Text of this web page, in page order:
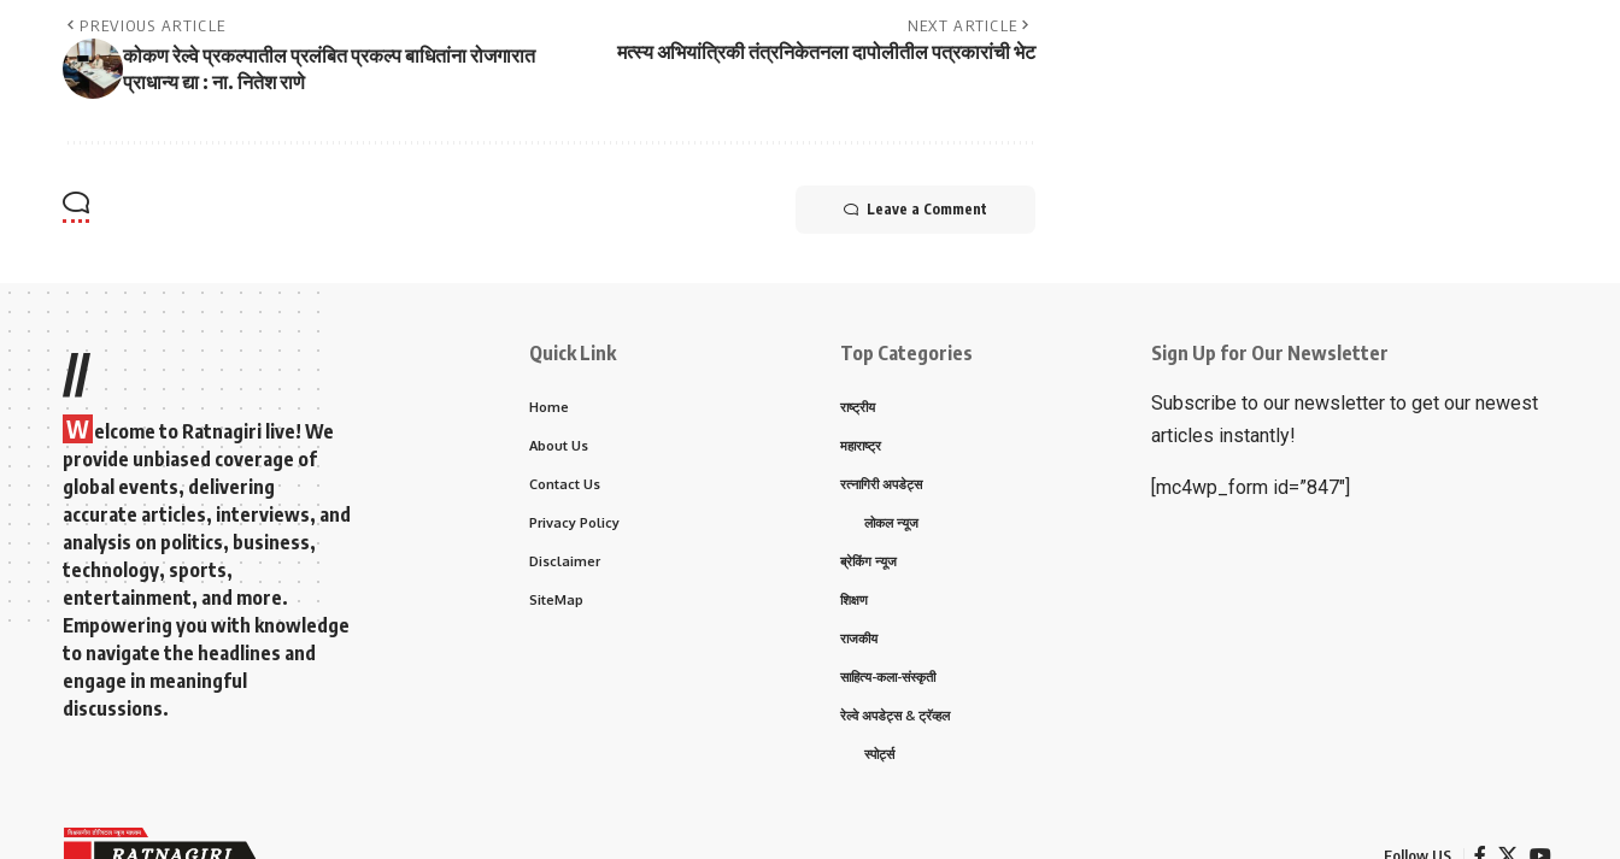
PREVIOUS ARTICLE
कोकण रेल्वे प्रकल्पातील प्रलंबित प्रकल्प बाधितांना रोजगारात
प्राधान्य द्या : ना. नितेश राणे
NEXT ARTICLE
मत्स्य अभियांत्रिकी तंत्रनिकेतनला दापोलीतील पत्रकारांची भेट
Leave a Comment
//
W elcome to Ratnagiri live! We
provide unbiased coverage of
global events, delivering
accurate articles, interviews, and
analysis on politics, business,
technology, sports,
entertainment, and more.
Empowering you with knowledge
to navigate the headlines and
engage in meaningful
discussions.
Quick Link
Home
About Us
Contact Us
Privacy Policy
Disclaimer
SiteMap
Top Categories
राष्ट्रीय
महाराष्ट्र
रत्नागिरी अपडेट्स
लोकल न्यूज
ब्रेकिंग न्यूज
शिक्षण
राजकीय
साहित्य-कला-संस्कृती
रेल्वे अपडेट्स & ट्रॅव्हल
स्पोर्ट्स
Sign Up for Our Newsletter
Subscribe to our newsletter to get our newest
articles instantly!
[mc4wp_form id=”847″]